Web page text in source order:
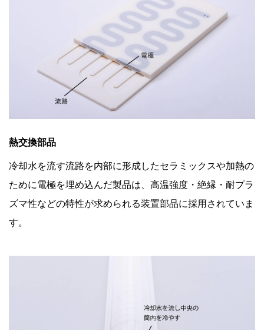
熱交換部品
冷却水を流す流路を内部に形成したセラミックスや加熱の
ために電極を埋め込んだ製品は、高温強度・絶縁・耐プラ
ズマ性などの特性が求められる装置部品に採用されていま
す。